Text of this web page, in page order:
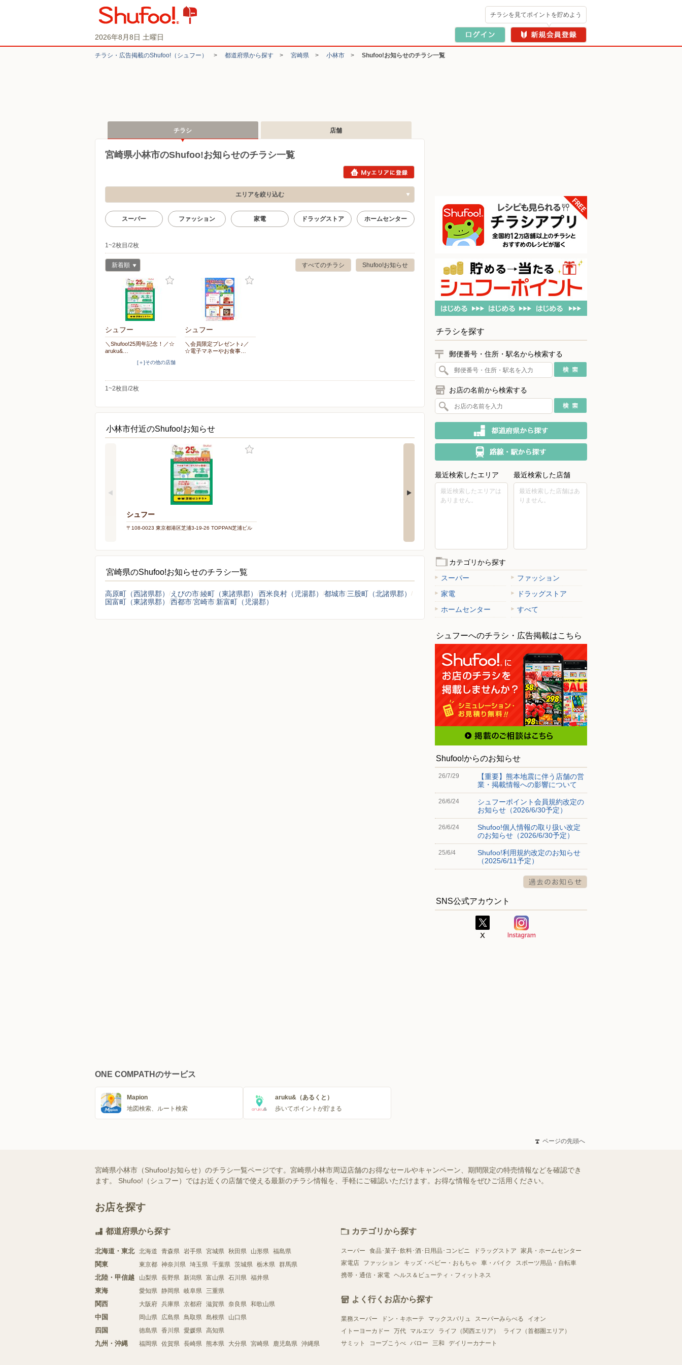
2026年8月8日 土曜日
チラシを見てポイントを貯めよう
チラシ・​広告掲載の​Shufoo!​（シュフー） > 都道府県から探す > 宮崎県 > 小林市 > Shufoo!お知らせのチラシ一覧
チラシ 店舗
宮崎県小林市のShufoo!お知らせのチラシ一覧
エリアを絞り込む
スーパー ファッション 家電 ドラッグストア ホームセンター
1~2枚目/2枚
Shufoo!お知らせ
すべてのチラシ
新着順
シュフー
＼Shufoo!25周年記念！／☆
aruku&…
[＋]その他の店舗
シュフー
＼会員限定プレゼント♪／
☆電子マネーやお食事…
1~2枚目/2枚
小林市付近のShufoo!お知らせ
シュフー
〒108-0023 東京都港区芝浦3-19-26 TOPPAN芝浦ビル
宮崎県のShufoo!お知らせのチラシ一覧
高原町（西諸県郡） えびの市綾町（東諸県郡） 西米良村（児湯郡） 都城市 三股町（北諸県郡）
国富町（東諸県郡）
西都市宮崎市 新富町（児湯郡）
チラシを探す
郵便番号・住所・駅名から検索する
お店の名前から検索する
最近検索したエリア
最近検索したエリアは
ありません。
最近検索した店舗
最近検索した店舗はあ
りません。
カテゴリから探す
スーパー
ファッション
家電
ドラッグストア
ホームセンター
すべて
シュフーへのチラシ・広告掲載はこちら
Shufoo!からのお知らせ
26/7/29
【重要】熊本地震に伴う店舗の営
業・掲載情報への影響について
26/6/24
シュフーポイント会員規約改定の
お知らせ（2026/6/30予定）
26/6/24
Shufoo!個人情報の取り扱い改定
のお知らせ（2026/6/30予定）
25/6/4
Shufoo!利用規約改定のお知らせ
（2025/6/11予定）
SNS公式アカウント
ONE COMPATHのサービス
Mapion
地図検索、ルート検索
aruku&（あるくと）
歩いてポイントが貯まる
ページの先頭へ
宮崎県小林市（Shufoo!お知らせ）のチラシ一覧ページです。宮崎県小林市周辺店舗のお得なセールやキャンペーン、期間限定の特売情報などを確認でき
ます。 Shufoo!（シュフー）ではお近くの店舗で使える最新のチラシ情報を、手軽にご確認いただけます。お得な情報をぜひご活用ください。
お店を探す
都道府県から探す
北海道・東北 北海道 青森県 岩手県 宮城県 秋田県 山形県 福島県
関東 東京都 神奈川県 埼玉県 千葉県 茨城県 栃木県 群馬県
北陸・甲信越 山梨県 長野県 新潟県 富山県 石川県 福井県
東海 愛知県 静岡県 岐阜県 三重県
関西 大阪府 兵庫県 京都府 滋賀県 奈良県 和歌山県
中国 岡山県 広島県 鳥取県 島根県 山口県
四国 徳島県 香川県 愛媛県 高知県
九州・沖縄 福岡県 佐賀県 長崎県 熊本県 大分県 宮崎県 鹿児島県 沖縄県
カテゴリから探す
スーパー 食品･菓子･飲料･酒･日用品･コンビニ ドラッグストア
家具・ホームセンター
家電店
ファッション キッズ・ベビー・おもちゃ 車・バイク
スポーツ用品・自転車
携帯・通信・家電 ヘルス＆ビューティ・フィットネス
よく行くお店から探す
業務スーパー ドン・キホーテ マックスバリュ スーパーみらべる
イオン
イトーヨーカドー
万代 マルエツ ライフ（関西エリア）
ライフ（首都圏エリア）
サミット
コープこうべ バロー 三和 デイリーカナート